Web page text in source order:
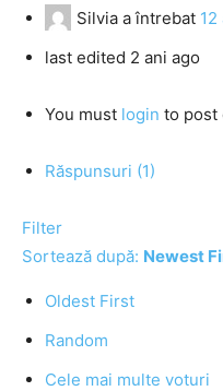
Silvia a întrebat 12
last edited 2 ani ago
You must login to post
Răspunsuri (1)
Filter
Sortează după: Newest
Oldest First
Random
Cele mai multe voturi